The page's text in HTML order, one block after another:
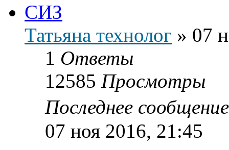
СИЗ
Татьяна технолог » 07
1 Ответы
12585 Просмотры
Последнее
07 ноя 2016, 21:45